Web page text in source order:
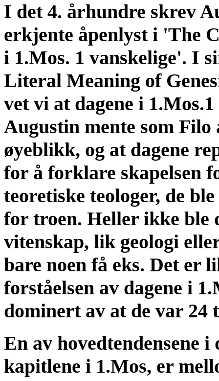
I det 4. århundre skrev
erkjente åpenlyst i 'The
i 1.Mos. 1 vanskelige'. I
Literal Meaning of
vet vi at dagene i
Augustin mente som
øyeblikk, og at dagene
for å forklare skapelsen
teoretiske teologer, de
for troen. Heller ikke ble
vitenskap, lik geologi
bare noen få eks. Det er
forståelsen av dagene i
dominert av at de var 24
En av hovedtendensene
kapitlene i 1.Mos, er